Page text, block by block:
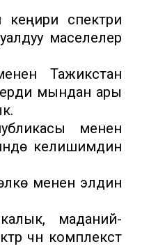
кеңири спектри
маселелер
Тажикстан
мындан ары
менен
келишимдин
менен элдин
маданий-
үчүн комплекстүү